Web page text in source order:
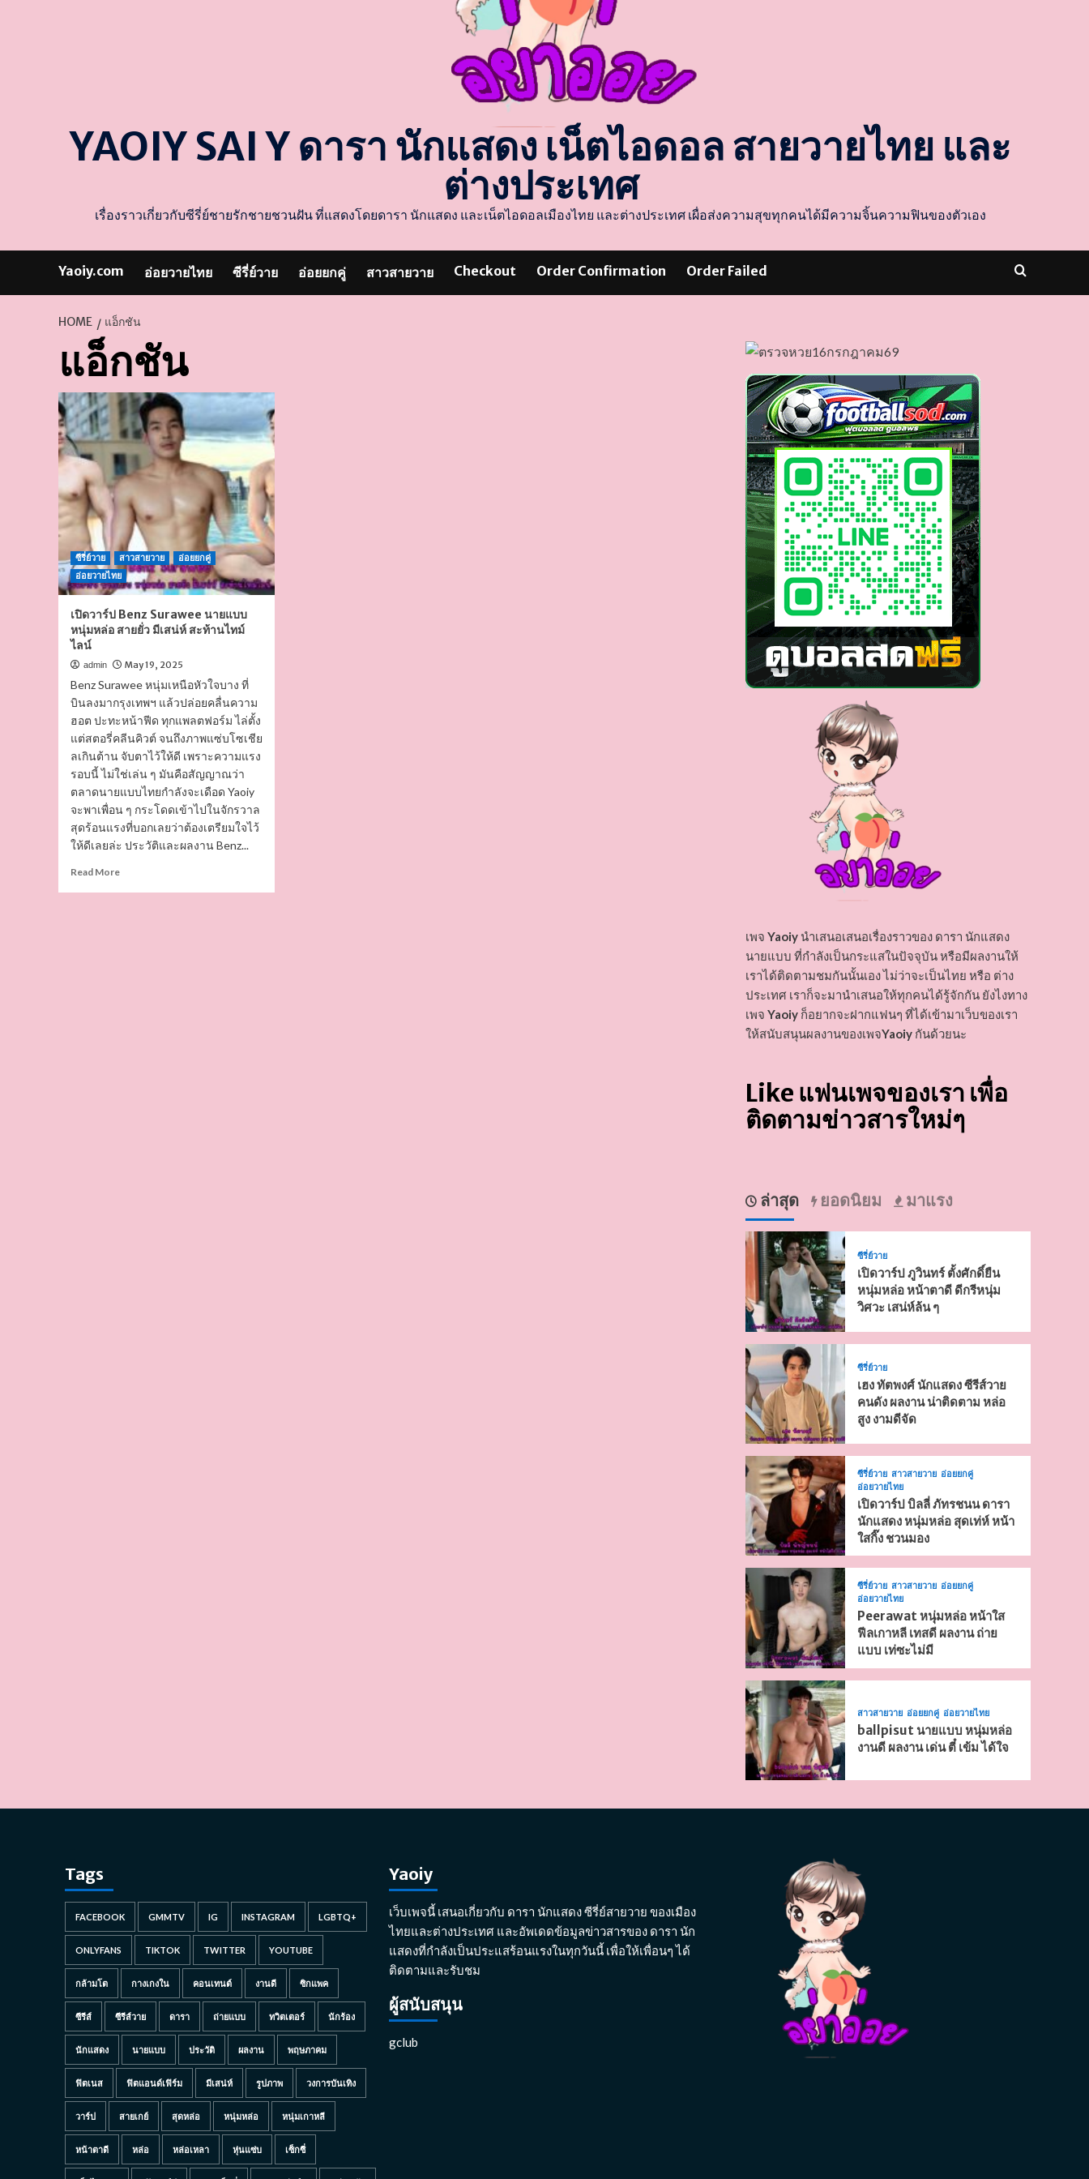
YAOIY SAI Y ดารา นักแสดง เน็ตไอดอล สายวายไทย และ
ต่างประเทศ
เรื่องราวเกี่ยวกับซีรี่ย์ชายรักชายชวนฝัน ที่แสดงโดยดารา นักแสดง และเน็ตไอดอลเมืองไทย และต่างประเทศ เผื่อส่งความสุขทุกคนได้มีความจิ้นความฟินของตัวเอง
Yaoiy.com อ่อยวายไทย ซีรี่ย์วาย อ่อยยกคู่ สาวสายวาย Checkout Order Confirmation Order Failed
HOME แอ็กชัน
แอ็กชัน
ซีรี่ย์วาย สาวสายวาย
อ่อยยกคู่
อ่อยวายไทย
เปิดวาร์ป Benz Surawee นายแบบ
หนุ่มหล่อ สายยั่ว มีเสน่ห์ สะท้านไทม์
ไลน์
admin May 19, 2025
Benz Surawee หนุ่มเหนือหัวใจบาง ที่
บินลงมากรุงเทพฯ แล้วปล่อยคลื่นความ
ฮอต ปะทะหน้าฟีด ทุกแพลตฟอร์ม ไล่ตั้ง
แต่สตอรี่คลีนคิวต์ จนถึงภาพแซ่บโซเชีย
ลเกินต้าน จับตาไว้ให้ดี เพราะความแรง
รอบนี้ ไม่ใช่เล่น ๆ มันคือสัญญาณว่า
ตลาดนายแบบไทยกำลังจะเดือด Yaoiy
จะพาเพื่อน ๆ กระโดดเข้าไปในจักรวาล
สุดร้อนแรงที่บอกเลยว่าต้องเตรียมใจไว้
ให้ดีเลยล่ะ ประวัติและผลงาน Benz...
Read MoreRead
dooballstar com
เพจ Yaoiyนำเสนอเสนอเรื่องราวของ ดารา นักแสดง
นายแบบ ที่กำลังเป็นกระแสในปัจจุบัน หรือมีผลงานให้
เราได้ติดตามชมกันนั้นเอง ไม่ว่าจะเป็นไทย หรือ ต่าง
ประเทศ เราก็จะมานำเสนอให้ทุกคนได้รู้จักกัน ยังไงทาง
เพจ Yaoiyก็อยากจะฝากแฟนๆ ที่ได้เข้ามาเว็บของเรา
ให้สนับสนุนผลงานของเพจYaoiyกันด้วยนะ
Like แฟนเพจของเรา เพื่อ
ติดตามข่าวสารใหม่ๆ
ล่าสุด ยอดนิยม มาแรง
ซีรี่ย์วาย
เปิดวาร์ป ภูวินทร์ ตั้งศักดิ์ยืน
หนุ่มหล่อ หน้าตาดี ดีกรีหนุ่ม
วิศวะ เสน่ห์ล้น ๆ
ซีรี่ย์วาย
เฮง ทัตพงศ์ นักแสดง ซีรีส์วาย
คนดัง ผลงาน น่าติดตาม หล่อ
สูง งามดีจัด
ซีรี่ย์วาย สาวสายวาย อ่อยยกคู่
อ่อยวายไทย
เปิดวาร์ป บิลลี่ ภัทรชนน ดารา
นักแสดง หนุ่มหล่อ สุดเท่ห์ หน้า
ใสกิ๊ง ชวนมอง
ซีรี่ย์วาย สาวสายวาย อ่อยยกคู่
อ่อยวายไทย
Peerawat หนุ่มหล่อ หน้าใส
ฟีลเกาหลี เทสดี ผลงาน ถ่าย
แบบ เท่ซะไม่มี
สาวสายวาย อ่อยยกคู่ อ่อยวายไทย
ballpisut นายแบบ หนุ่มหล่อ
งานดี ผลงาน เด่น ตี๋ เข้ม ได้ใจ
Tags
FACEBOOK GMMTV IG INSTAGRAM LGBTQ+
ONLYFANS TIKTOK TWITTER YOUTUBE
กล้ามโต กางเกงใน คอนเทนต์ งานดี ซิกแพค
ซีรีส์ ซีรีส์วาย ดารา ถ่ายแบบ ทวิตเตอร์ นักร้อง
นักแสดง นายแบบ ประวัติ ผลงาน พฤษภาคม
ฟิตเนส ฟิตแอนด์เฟิร์ม มีเสน่ห์ รูปภาพ วงการบันเทิง
วาร์ป สายเกย์ สุดหล่อ หนุ่มหล่อ หนุ่มเกาหลี
หน้าตาดี หล่อ หล่อเหลา หุ่นแซ่บ เซ็กซี่
Yaoiy
เว็บเพจนี้ เสนอเกี่ยวกับ ดารา นักแสดง ซีรี่ย์สายวาย ของเมือง
ไทยและต่างประเทศ และอัพเดดข้อมูลข่าวสารของ ดารา นัก
แสดงที่กำลังเป็นประแสร้อนแรงในทุกวันนี้ เพื่อให้เพื่อนๆ ได้
ติดตามและรับชม
ผู้สนับสนุน
gclub